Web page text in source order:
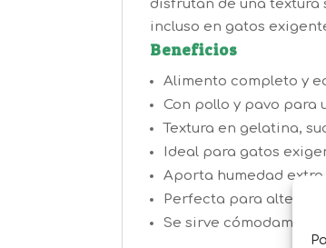
disfrutan de una textura
incluso en gatos
Beneficios
Alimento completo y
Con pollo y pavo para
Textura en gelatina,
Ideal para gatos
Aporta humedad
Perfecta para
Se sirve